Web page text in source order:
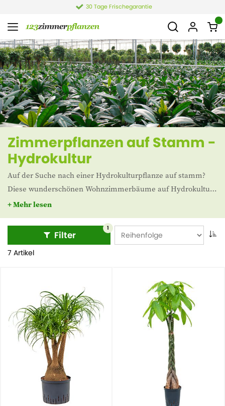
30 Tage Frischegarantie
Zimmerpflanzen auf Stamm -
Hydrokultur
Auf der Suche nach einer Hydrokulturpflanze auf stamm?
Diese wunderschönen Wohnzimmerbäume auf Hydrokultur
können Sie ganz einfach im 123Zimmerpflanzen Webshop
bestellen.
+ Mehr lesen
Filter
1
7 Artikel